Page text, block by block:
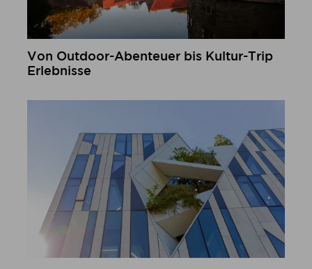
Von Outdoor-Abenteuer bis Kultur-Trip
Erlebnisse